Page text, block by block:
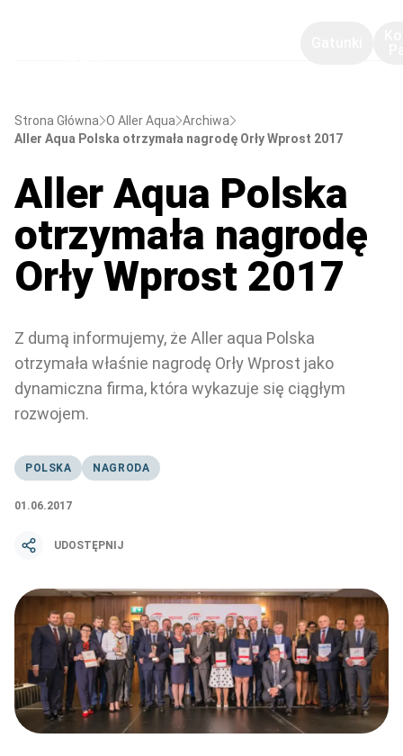
Strona Główna O Aller Aqua Archiwa
Aller Aqua Polska otrzymała nagrodę Orły Wprost 2017
POLSKA NAGRODA
01.06.2017
UDOSTĘPNIJ
Aller Aqua Polska
otrzymała nagrodę
Orły Wprost 2017
Z dumą informujemy, że Aller aqua Polska
otrzymała właśnie nagrodę Orły Wprost jako
dynamiczna firma, która wykazuje się ciągłym
rozwojem.